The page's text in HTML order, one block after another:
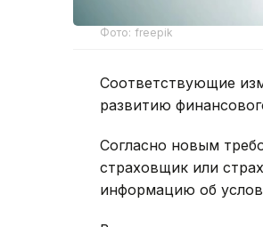
Фото: freepik
Соответствующие
развитию
Согласно новым
страховщик или
информацию об